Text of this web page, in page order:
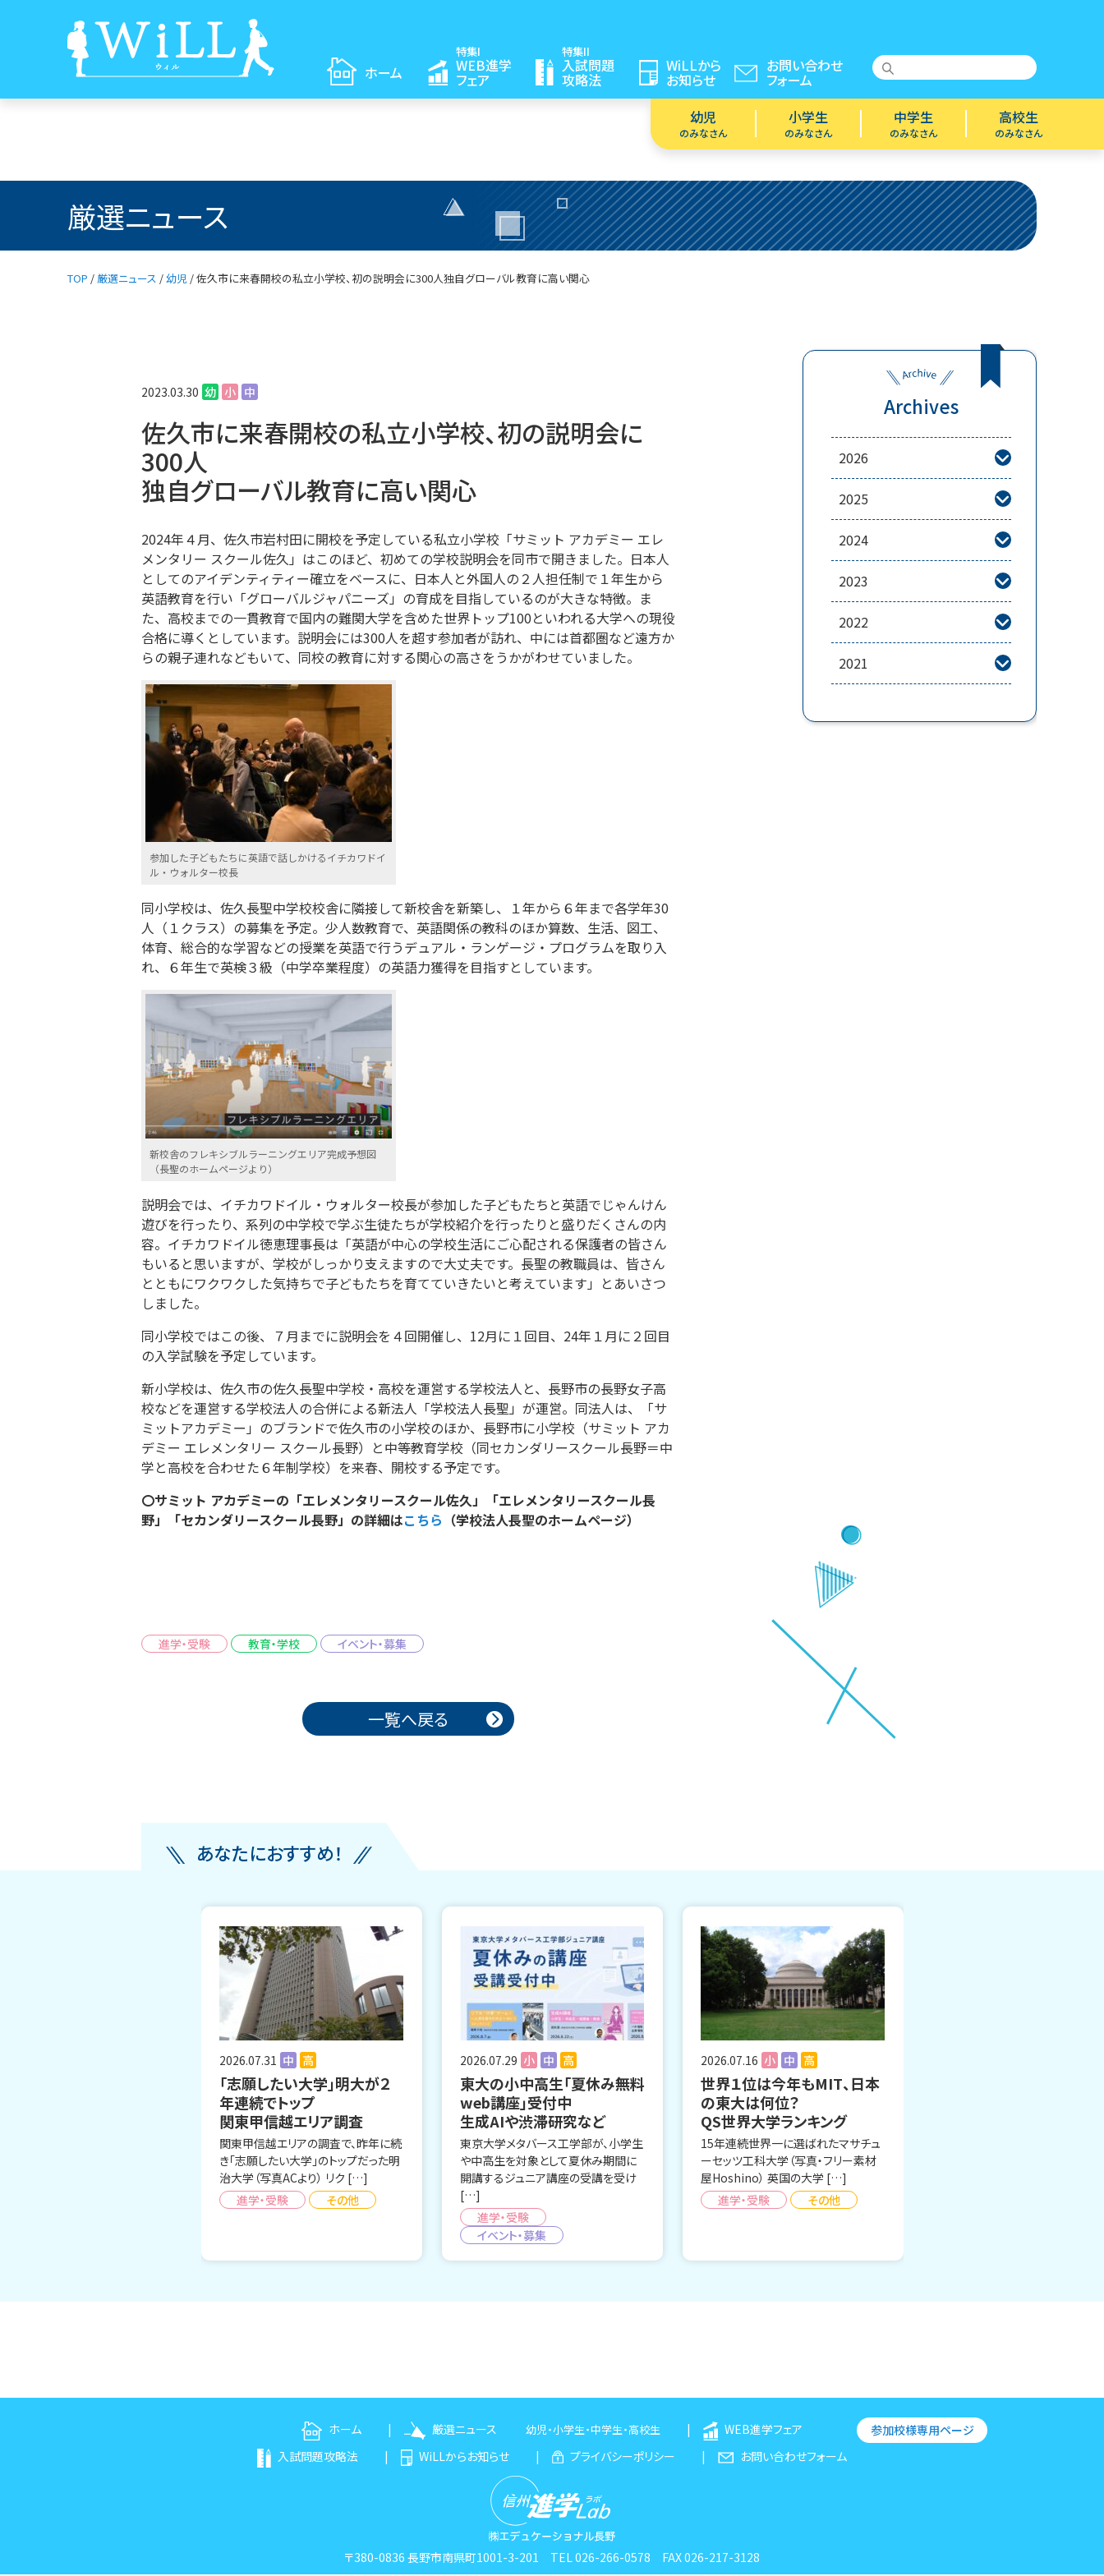
ホーム
幼児
のみなさん
小学生
のみなさん
中学生
のみなさん
高校生
のみなさん
特集I
WEB進学
フェア
特集II
入試問題
攻略法
WiLLから
お知らせ
お問い合わせ
フォーム
厳選ニュース
TOP / 厳選ニュース /幼児 /佐久市に来春開校の私立小学校、初の説明会に300人独自グローバル教育に高い関心
Archives
2026 
2025 
2024 
2023 
2022 
2021 
2023.03.30 幼 小 中
佐久市に来春開校の私立小学校、初の説明会に
300人
独自グローバル教育に高い関心
2024年４月、佐久市岩村田に開校を予定している私立小学校「サミット アカデミー エレ
メンタリー スクール佐久」はこのほど、初めての学校説明会を同市で開きました。日本人
としてのアイデンティティー確立をベースに、日本人と外国人の２人担任制で１年生から
英語教育を行い「グローバルジャパニーズ」の育成を目指しているのが大きな特徴。ま
た、高校までの一貫教育で国内の難関大学を含めた世界トップ100といわれる大学への現役
合格に導くとしています。説明会には300人を超す参加者が訪れ、中には首都圏など遠方か
らの親子連れなどもいて、同校の教育に対する関心の高さをうかがわせていました。
参加した子どもたちに英語で話しかけるイチカワドイ
ル・ウォルター校長
同小学校は、佐久長聖中学校校舎に隣接して新校舎を新築し、１年から６年まで各学年30
人（１クラス）の募集を予定。少人数教育で、英語関係の教科のほか算数、生活、図工、
体育、総合的な学習などの授業を英語で行うデュアル・ランゲージ・プログラムを取り入
れ、６年生で英検３級（中学卒業程度）の英語力獲得を目指すとしています。
新校舎のフレキシブルラーニングエリア完成予想図
（長聖のホームページより）
説明会では、イチカワドイル・ウォルター校長が参加した子どもたちと英語でじゃんけん
遊びを行ったり、系列の中学校で学ぶ生徒たちが学校紹介を行ったりと盛りだくさんの内
容。イチカワドイル徳恵理事長は「英語が中心の学校生活にご心配される保護者の皆さん
もいると思いますが、学校がしっかり支えますので大丈夫です。長聖の教職員は、皆さん
とともにワクワクした気持ちで子どもたちを育てていきたいと考えています」とあいさつ
しました。
同小学校ではこの後、７月までに説明会を４回開催し、12月に１回目、24年１月に２回目
の入学試験を予定しています。
新小学校は、佐久市の佐久長聖中学校・高校を運営する学校法人と、長野市の長野女子高
校などを運営する学校法人の合併による新法人「学校法人長聖」が運営。同法人は、「サ
ミットアカデミー」のブランドで佐久市の小学校のほか、長野市に小学校（サミット アカ
デミー エレメンタリー スクール長野）と中等教育学校（同セカンダリースクール長野＝中
学と高校を合わせた６年制学校）を来春、開校する予定です。
〇サミット アカデミーの「エレメンタリースクール佐久」「エレメンタリースクール長
野」「セカンダリースクール長野」の詳細はこちら （学校法人長聖のホームページ）
進学・受験 教育・学校 イベント・募集
一覧へ戻る
あなたにおすすめ！
2026.07.31 中 高
「志願したい大学」明大が２
年連続でトップ
関東甲信越エリア調査
関東甲信越エリアの調査で、昨年に続
き「志願したい大学」のトップだった明
治大学（写真ACより） リク […]
進学・受験
その他
2026.07.29 小 中 高
東大の小中高生「夏休み無料
web講座」受付中
生成AIや渋滞研究など
東京大学メタバース工学部が、小学生
や中高生を対象として夏休み期間に
開講するジュニア講座の受講を受け
[…]
進学・受験
イベント・募集
2026.07.16 小 中 高
世界１位は今年もMIT、日本
の東大は何位？
QS世界大学ランキング
15年連続世界一に選ばれたマサチュ
ーセッツ工科大学（写真・フリー素材
屋Hoshino） 英国の大学 […]
進学・受験
その他
ホーム 厳選ニュース 幼児・小学生・中学生・高校生
WEB進学フェア
入試問題攻略法
WiLLからお知らせ プライバシーポリシー お問い合わせフォーム
参加校様専用ページ
〒380-0836 長野市南県町1001-3-201 TEL 026-266-0578 FAX 026-217-3128